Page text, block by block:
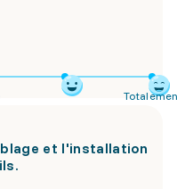
et l'installation